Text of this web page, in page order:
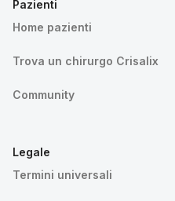
Pazienti
Home pazienti
Trova un chirurgo Crisalix
Community
Legale
Termini universali